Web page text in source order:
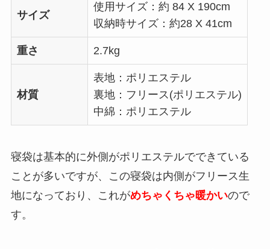
サイズ
使用サイズ：約 84 X 190cm
収納時サイズ：約28 X 41cm
重さ 2.7kg
材質
表地：ポリエステル
裏地：フリース(ポリエステル)
中綿：ポリエステル
寝袋は基本的に外側がポリエステルでできている
ことが多いですが、この寝袋は内側がフリース生
地になっており、これがめちゃくちゃ暖かいので
す。